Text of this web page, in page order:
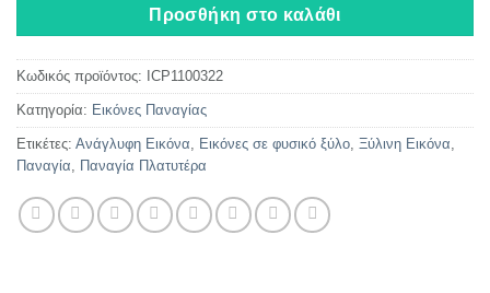
Προσθήκη στο καλάθι
Κωδικός προϊόντος: ICP1100322
Κατηγορία: Εικόνες Παναγίας
Ετικέτες: Ανάγλυφη Εικόνα Εικόνες σε φυσικό ξύλο Ξύλινη Εικόνα
Παναγία
Παναγία Πλατυτέρα